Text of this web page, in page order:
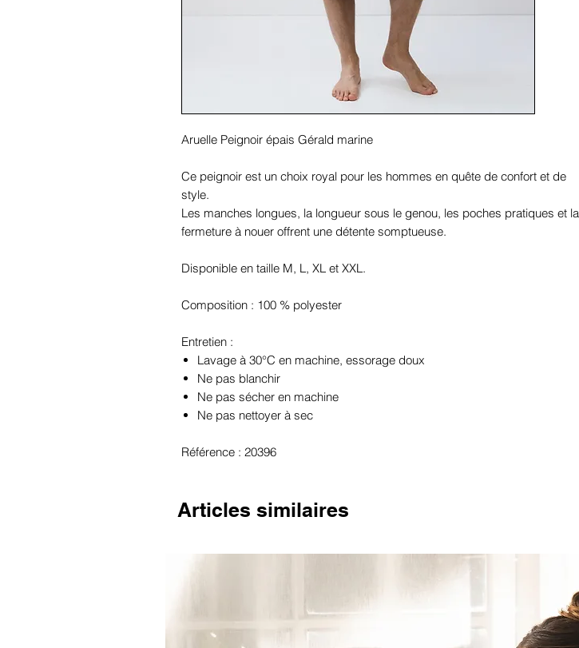
Aruelle Peignoir épais Gérald marine
Ce peignoir est un choix royal pour les hommes en quête de confort et de
style.
Les manches longues, la longueur sous le genou, les poches pratiques et la
fermeture à nouer offrent une détente somptueuse.
Disponible en taille M, L, XL et XXL.
Composition : 100 % polyester
Entretien :
Lavage à 30°C en machine, essorage doux
Ne pas blanchir
Ne pas sécher en machine
Ne pas nettoyer à sec
Référence : 20396
Articles similaires